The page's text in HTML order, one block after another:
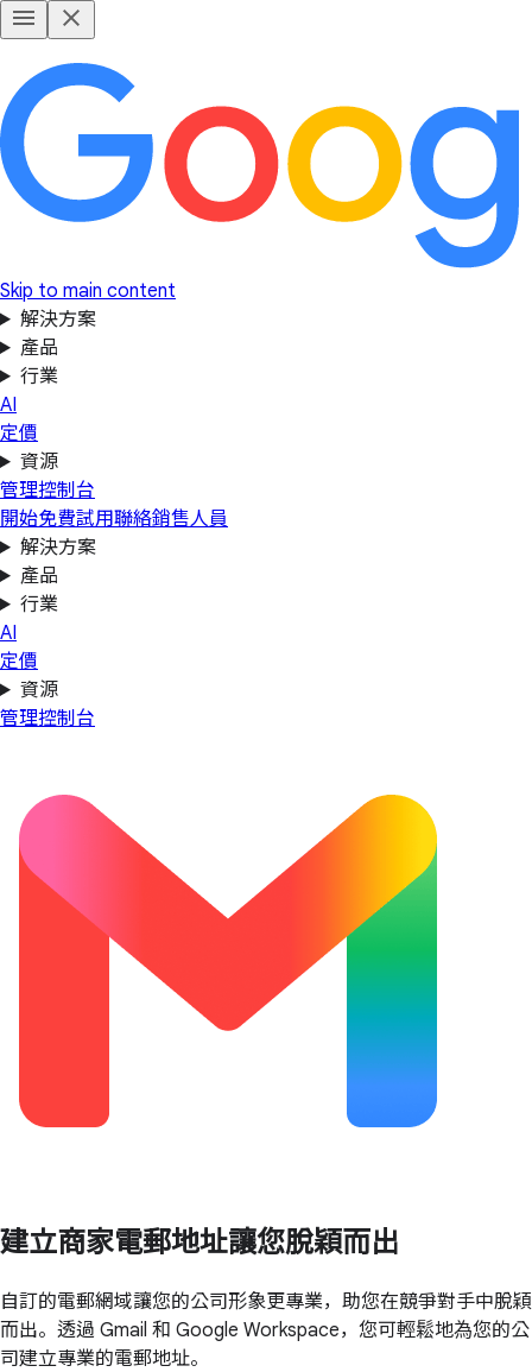
Skip to main content
解決方案
產品
行業
AI
定價
資源
管理控制台
開始免費試用聯絡銷售人員
解決方案
產品
行業
AI
定價
資源
管理控制台
建立商家電郵地址讓您脫穎而出
自訂的電郵網域讓您的公司形象更專業，助您在競爭對手中脫穎
而出。透過 Gmail 和 Google Workspace，您可輕鬆地為您的公
司建立專業的電郵地址。